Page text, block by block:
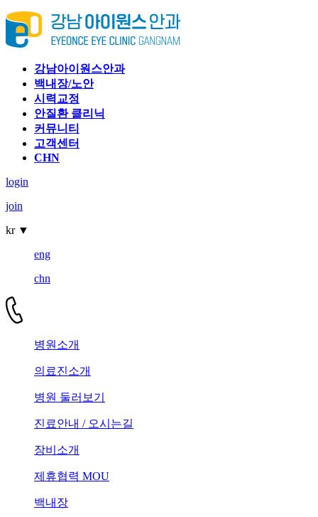
강남아이원스안과
백내장/노안
시력교정
안질환 클리닉
커뮤니티
고객센터
CHN
login
join
kr ▼
eng
chn
병원소개
의료진소개
병원 둘러보기
진료안내 / 오시는길
장비소개
제휴협력 MOU
백내장